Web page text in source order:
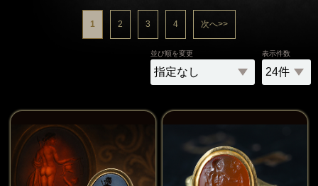
1 2 3 4 次へ>>
並び順を変更 表示件数